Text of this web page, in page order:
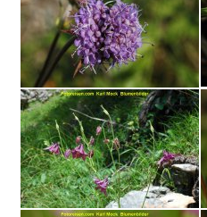
Dachau
Natur Fotos
Thailand
Bangkok
Cambodia
Vietnam
IT-Dachau